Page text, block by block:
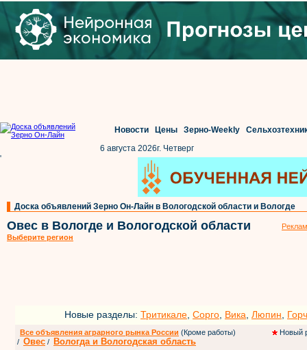
Новости Цены Зерно-Weekly
6 августа 2026г. Четверг
'
Доска объявлений Зерно Он-Лайн в Вологодской области и Вологде
Овес в Вологде и Вологодской области
Выберите регион
Новые разделы: Тритикале Сорго Вика Люпин
Все объявления аграрного рынка России (Кроме работы)
Новый
/ Овес / Вологда и Вологодская область